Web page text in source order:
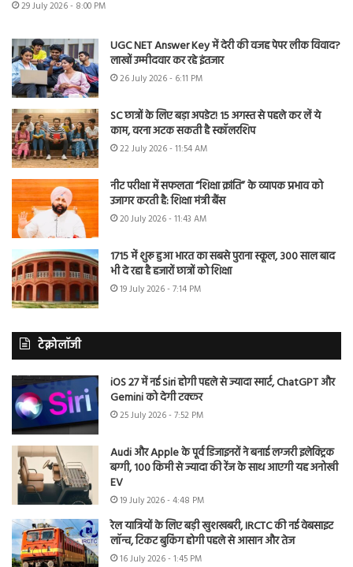
29 July 2026 - 8:00 PM
UGC NET Answer Key में देरी की वजह पेपर लीक विवाद?
लाखों उम्मीदवार कर रहे इंतजार
26 July 2026 - 6:11 PM
SC छात्रों के लिए बड़ा अपडेट! 15 अगस्त से पहले कर लें ये
काम, वरना अटक सकती है स्कॉलरशिप
22 July 2026 - 11:54 AM
नीट परीक्षा में सफलता “शिक्षा क्रांति” के व्यापक प्रभाव को
उजागर करती है: शिक्षा मंत्री बैंस
20 July 2026 - 11:43 AM
1715 में शुरू हुआ भारत का सबसे पुराना स्कूल, 300 साल बाद
भी दे रहा है हजारों छात्रों को शिक्षा
19 July 2026 - 7:14 PM
टेक्नोलॉजी
iOS 27 में नई Siri होगी पहले से ज्यादा स्मार्ट, ChatGPT और
Gemini को देगी टक्कर
25 July 2026 - 7:52 PM
Audi और Apple के पूर्व डिजाइनरों ने बनाई लग्जरी इलेक्ट्रिक
बग्गी, 100 किमी से ज्यादा की रेंज के साथ आएगी यह अनोखी
EV
19 July 2026 - 4:48 PM
रेल यात्रियों के लिए बड़ी खुशखबरी, IRCTC की नई वेबसाइट
लॉन्च, टिकट बुकिंग होगी पहले से आसान और तेज
16 July 2026 - 1:45 PM